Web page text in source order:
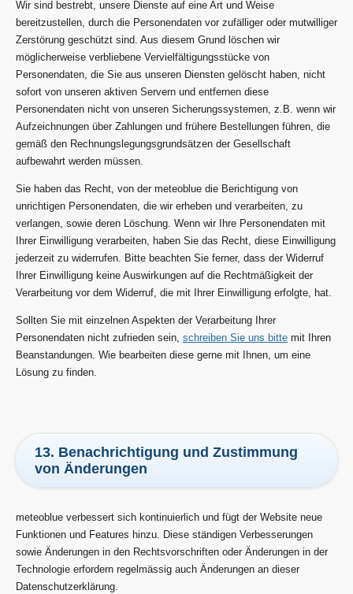
Wir sind bestrebt, unsere Dienste auf eine Art und Weise
bereitzustellen, durch die Personendaten vor zufälliger oder mutwilliger
Zerstörung geschützt sind. Aus diesem Grund löschen wir
möglicherweise verbliebene Vervielfältigungsstücke von
Personendaten, die Sie aus unseren Diensten gelöscht haben, nicht
sofort von unseren aktiven Servern und entfernen diese
Personendaten nicht von unseren Sicherungssystemen, z.B. wenn wir
Aufzeichnungen über Zahlungen und frühere Bestellungen führen, die
gemäß den Rechnungslegungsgrundsätzen der Gesellschaft
aufbewahrt werden müssen.
Sie haben das Recht, von der meteoblue die Berichtigung von
unrichtigen Personendaten, die wir erheben und verarbeiten, zu
verlangen, sowie deren Löschung. Wenn wir Ihre Personendaten mit
Ihrer Einwilligung verarbeiten, haben Sie das Recht, diese Einwilligung
jederzeit zu widerrufen. Bitte beachten Sie ferner, dass der Widerruf
Ihrer Einwilligung keine Auswirkungen auf die Rechtmäßigkeit der
Verarbeitung vor dem Widerruf, die mit Ihrer Einwilligung erfolgte, hat.
Sollten Sie mit einzelnen Aspekten der Verarbeitung Ihrer
Personendaten nicht zufrieden sein, schreiben Sie uns bitte mit Ihren
Beanstandungen. Wie bearbeiten diese gerne mit Ihnen, um eine
Lösung zu finden.
13. Benachrichtigung und Zustimmung
von Änderungen
meteoblue verbessert sich kontinuierlich und fügt der Website neue
Funktionen und Features hinzu. Diese ständigen Verbesserungen
sowie Änderungen in den Rechtsvorschriften oder Änderungen in der
Technologie erfordern regelmässig auch Änderungen an dieser
Datenschutzerklärung.